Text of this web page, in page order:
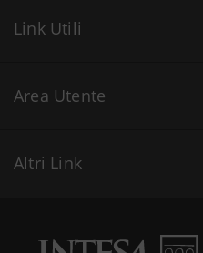
Link Utili
Area Utente
Altri Link